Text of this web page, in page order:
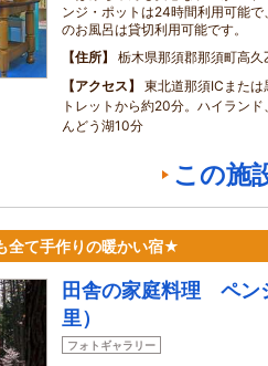
ンジ・ポットは24時間利用可能
のお風呂は貸切利用可能です。
住所
栃木県那須郡那須町高
アクセス
東北道那須ICまた
トレットから約20分。ハイラン
んどう湖10分
この施
全て手作りの暖かい宿★
田舎の家庭料理 ペン
里）
フォトギャラリー